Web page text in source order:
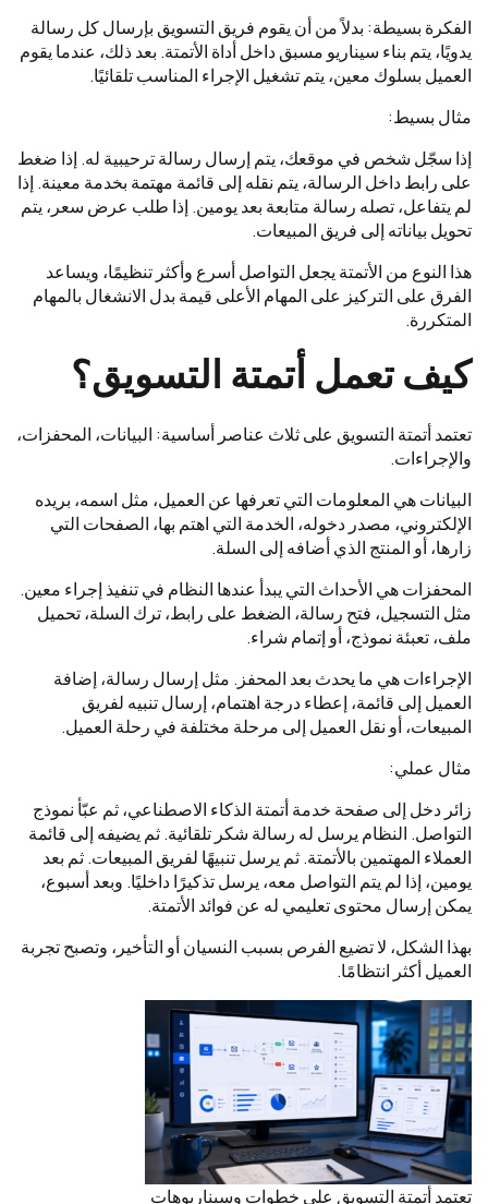
الفكرة بسيطة: بدلاً من أن يقوم فريق التسويق بإرسال كل رسالة
يدويًا، يتم بناء سيناريو مسبق داخل أداة الأتمتة. بعد ذلك، عندما يقوم
العميل بسلوك معين، يتم تشغيل الإجراء المناسب تلقائيًا.
مثال بسيط:
إذا سجّل شخص في موقعك، يتم إرسال رسالة ترحيبية له. إذا ضغط
على رابط داخل الرسالة، يتم نقله إلى قائمة مهتمة بخدمة معينة. إذا
لم يتفاعل، تصله رسالة متابعة بعد يومين. إذا طلب عرض سعر، يتم
تحويل بياناته إلى فريق المبيعات.
هذا النوع من الأتمتة يجعل التواصل أسرع وأكثر تنظيمًا، ويساعد
الفرق على التركيز على المهام الأعلى قيمة بدل الانشغال بالمهام
المتكررة.
كيف تعمل أتمتة التسويق؟
تعتمد أتمتة التسويق على ثلاث عناصر أساسية: البيانات، المحفزات،
والإجراءات.
البيانات هي المعلومات التي تعرفها عن العميل، مثل اسمه، بريده
الإلكتروني، مصدر دخوله، الخدمة التي اهتم بها، الصفحات التي
زارها، أو المنتج الذي أضافه إلى السلة.
المحفزات هي الأحداث التي يبدأ عندها النظام في تنفيذ إجراء معين.
مثل التسجيل، فتح رسالة، الضغط على رابط، ترك السلة، تحميل
ملف، تعبئة نموذج، أو إتمام شراء.
الإجراءات هي ما يحدث بعد المحفز. مثل إرسال رسالة، إضافة
العميل إلى قائمة، إعطاء درجة اهتمام، إرسال تنبيه لفريق
المبيعات، أو نقل العميل إلى مرحلة مختلفة في رحلة العميل.
مثال عملي:
زائر دخل إلى صفحة خدمة أتمتة الذكاء الاصطناعي، ثم عبّأ نموذج
التواصل. النظام يرسل له رسالة شكر تلقائية. ثم يضيفه إلى قائمة
العملاء المهتمين بالأتمتة. ثم يرسل تنبيهًا لفريق المبيعات. ثم بعد
يومين، إذا لم يتم التواصل معه، يرسل تذكيرًا داخليًا. وبعد أسبوع،
يمكن إرسال محتوى تعليمي له عن فوائد الأتمتة.
بهذا الشكل، لا تضيع الفرص بسبب النسيان أو التأخير، وتصبح تجربة
العميل أكثر انتظامًا.
تعتمد أتمتة التسويق على خطوات وسيناريوهات